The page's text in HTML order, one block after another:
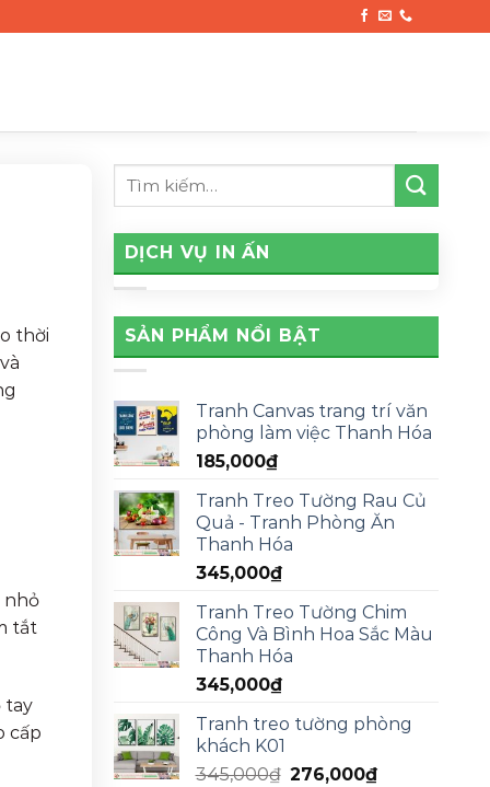
thời
nhỏ
tắt
tay
cấp
DỊCH VỤ IN ẤN
SẢN PHẨM NỔI BẬT
Tranh Canvas trang trí văn
phòng làm việc Thanh Hóa
185,000₫
Tranh Treo Tường Rau Củ
Quả - Tranh Phòng Ăn
Thanh Hóa
345,000₫
Tranh Treo Tường Chim
Công Và Bình Hoa Sắc Màu
Thanh Hóa
345,000₫
Tranh treo tường phòng
khách K01
345,000₫ 276,000₫